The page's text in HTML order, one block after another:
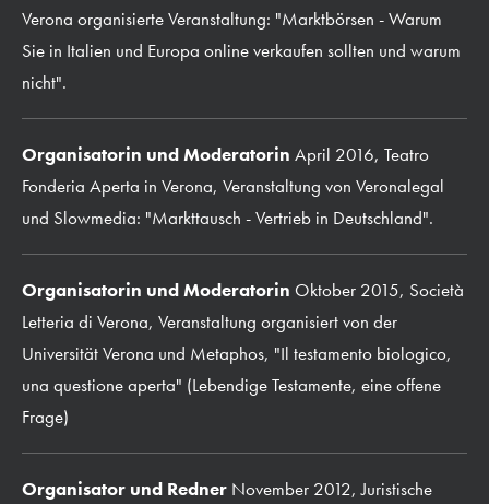
Verona organisierte Veranstaltung: "Marktbörsen - Warum
Sie in Italien und Europa online verkaufen sollten und warum
nicht".
Organisatorin und Moderatorin April 2016, Teatro
Fonderia Aperta in Verona, Veranstaltung von Veronalegal
und Slowmedia: "Markttausch - Vertrieb in Deutschland".
Organisatorin und Moderatorin Oktober 2015, Società
Letteria di Verona, Veranstaltung organisiert von der
Universität Verona und Metaphos, "Il testamento biologico,
una questione aperta" (Lebendige Testamente, eine offene
Frage)
Organisator und Redner November 2012, Juristische